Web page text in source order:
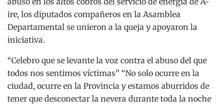
ire, los diputados compañeros en la Asamblea
Departamental se unieron a la queja y apoyaron la
iniciativa.
“Celebro que se levante la voz contra el abuso del que
todos nos sentimos víctimas” “No solo ocurre en la
ciudad, ocurre en la Provincia y estamos aburridos de
tener que desconectar la nevera durante toda la noche